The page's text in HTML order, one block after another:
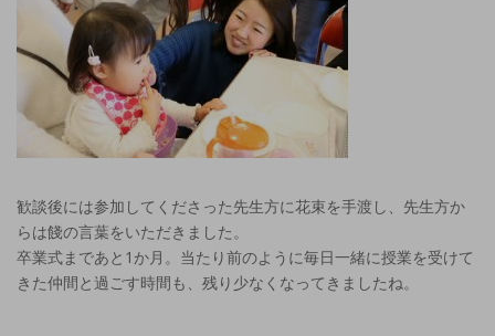
歓談後には参加してくださった先生方に花束を手渡し、先生方か
らは餞の言葉をいただきました。
卒業式まであと1か月。当たり前のように毎日一緒に授業を受けて
きた仲間と過ごす時間も、残り少なくなってきましたね。